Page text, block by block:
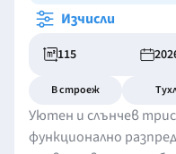
Изчисли
115
В строеж
Уютен и слънчев
функционално